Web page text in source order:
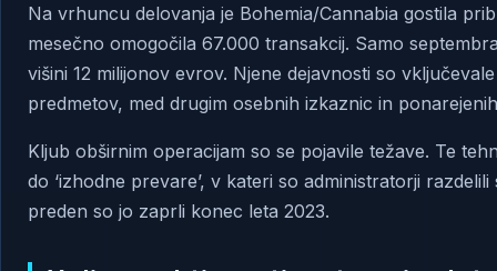
Na vrhuncu delovanja je Bohemia/Cannabia gostila
mesečno omogočila 67.000 transakcij. Samo
višini 12 milijonov evrov. Njene dejavnosti so
predmetov, med drugim osebnih izkaznic in
Kljub obširnim operacijam so se pojavile težave. Te
do ‘izhodne prevare’, v kateri so administratorji
preden so jo zaprli konec leta 2023.